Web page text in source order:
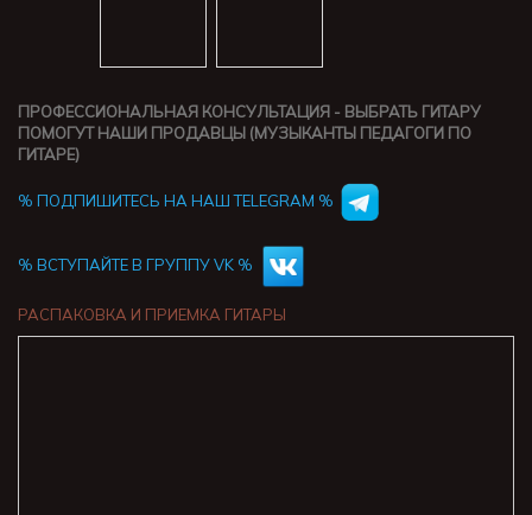
ПРОФЕССИОНАЛЬНАЯ КОНСУЛЬТАЦИЯ - ВЫБРАТЬ ГИТАРУ
ПОМОГУТ НАШИ ПРОДАВЦЫ (МУЗЫКАНТЫ ПЕДАГОГИ ПО
ГИТАРЕ)
% ПОДПИШИТЕСЬ НА НАШ TELEGRAM %
% ВСТУПАЙТЕ В ГРУППУ VK %
РАСПАКОВКА И ПРИЕМКА ГИТАРЫ